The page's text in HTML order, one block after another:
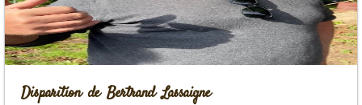
Disparition de Bertrand Lassaigne